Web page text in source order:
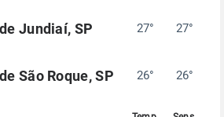
Jundiaí, SP 27° 27°
São Roque, SP 26° 26°